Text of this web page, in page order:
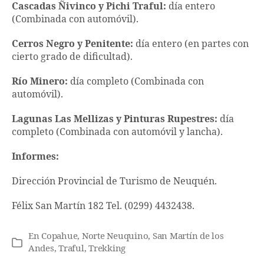
Cascadas Ñivinco y Pichi Traful: día entero
(Combinada con automóvil).
Cerros Negro y Penitente: día entero (en partes con
cierto grado de dificultad).
Río Minero: día completo (Combinada con
automóvil).
Lagunas Las Mellizas y Pinturas Rupestres: día
completo (Combinada con automóvil y lancha).
Informes:
Dirección Provincial de Turismo de Neuquén.
Félix San Martín 182 Tel. (0299) 4432438.
Categorías
En Copahue, Norte Neuquino, San Martín de los
Andes,Traful,Trekking